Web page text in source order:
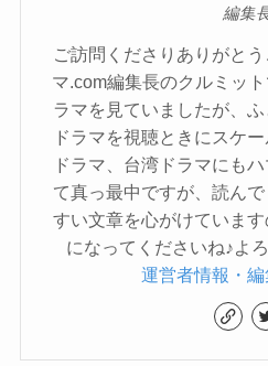
編集
ご訪問くださりありがと
マ.com編集長のクルミッ
ラマを見ていましたが、
ドラマを視聴ときにスケ
ドラマ、台湾ドラマにも
て真っ最中ですが、読ん
すい文章を心がけていま
になってくださいね♪よ
運営者情報・